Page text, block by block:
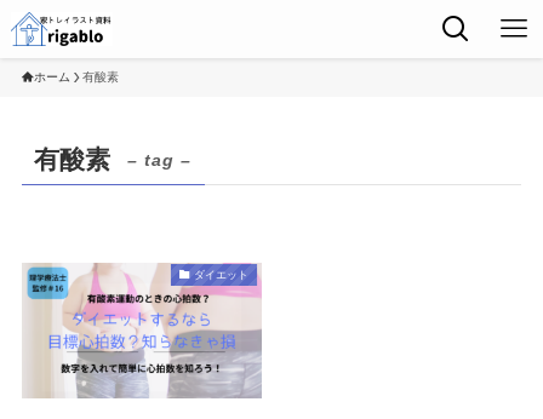
ホーム 有酸素
有酸素 – tag –
ダイエット